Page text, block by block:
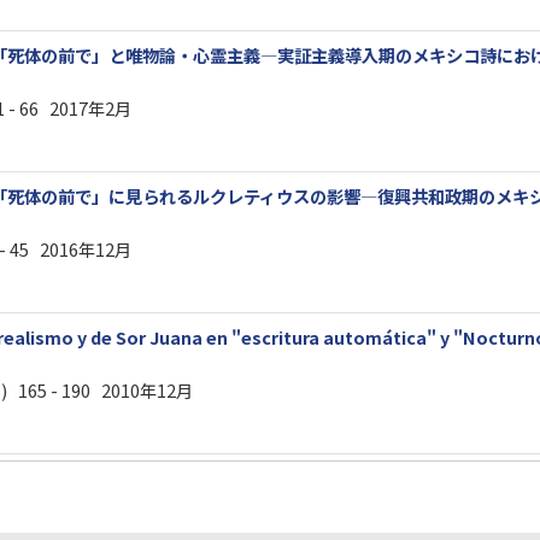
死体の前で」と唯物論・心霊主義—実証主義導入期のメキシコ詩に
- 66 2017年2月
死体の前で」に見られるルクレティウスの影響—復興共和政期のメ
45 2016年12月
y de Sor Juana en "escritura automática" y
165 - 190 2010年12月